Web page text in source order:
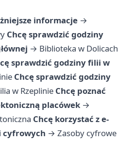
informacje →
Chcę sprawdzić godziny
→ Biblioteka w Dolicach
sprawdzić godziny filii w
Chcę sprawdzić godziny
w Rzeplinie Chcę poznać
placówek →
Chcę korzystać z e-
cyfrowych → Zasoby cyfrowe